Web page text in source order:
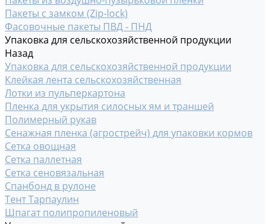
Пакеты с замком (Zip-lock)
Фасовочные пакеты ПВД - ПНД
Упаковка для сельскохозяйственной продукции
Назад
Упаковка для сельскохозяйственной продукции
Клейкая лента сельскохозяйственная
Лотки из пульперкартона
Пленка для укрытия силосных ям и траншей
Полимерный рукав
Сенажная пленка (агрострейч) для упаковки кормов
Сетка овощная
Сетка паллетная
Сетка сеновязальная
Спанбонд в рулоне
Тент Тарпаулин
Шпагат полипропиленовый